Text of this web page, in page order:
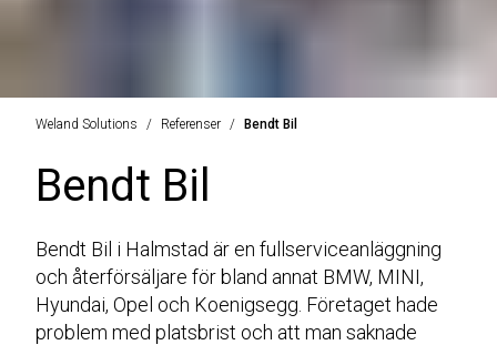
Weland Solutions Referenser Bendt Bil
Bendt Bil
Bendt Bil i Halmstad är en fullserviceanläggning
och återförsäljare för bland annat BMW, MINI,
Hyundai, Opel och Koenigsegg. Företaget hade
problem med platsbrist och att man saknade